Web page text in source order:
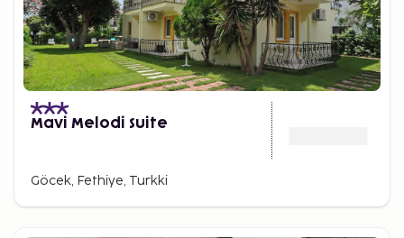
Mavi Melodi Suite
Göcek, Fethiye, Turkki